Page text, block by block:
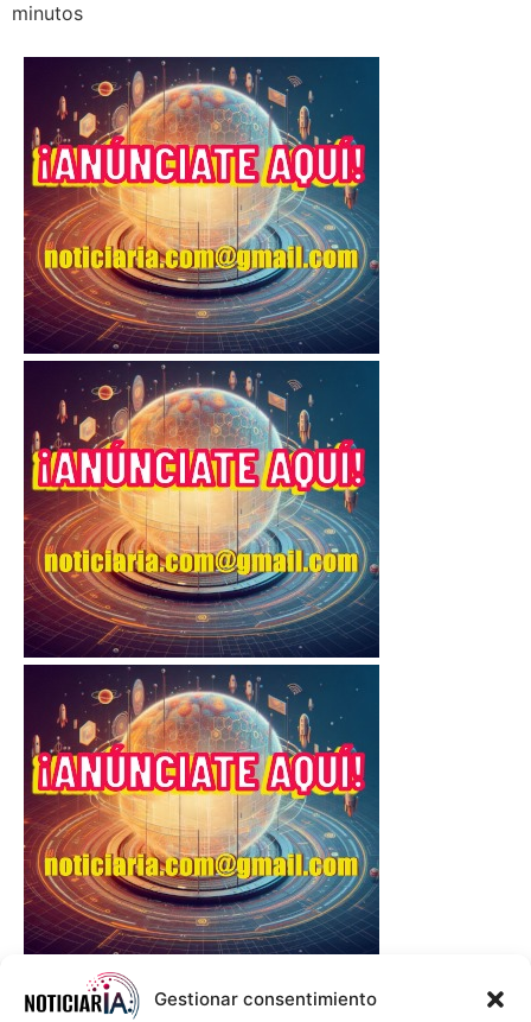
Gestionar consentimiento
minutos